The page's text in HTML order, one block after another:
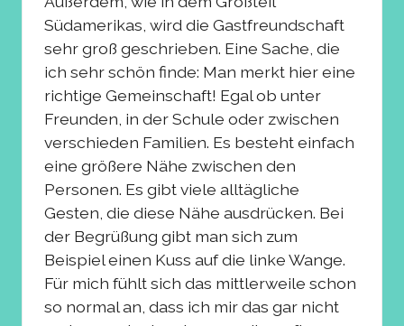
Südamerikas, wird die Gastfreundschaft
sehr groß geschrieben. Eine Sache, die
ich sehr schön finde: Man merkt hier eine
richtige Gemeinschaft! Egal ob unter
Freunden, in der Schule oder zwischen
verschieden Familien. Es besteht einfach
eine größere Nähe zwischen den
Personen. Es gibt viele alltägliche
Gesten, die diese Nähe ausdrücken. Bei
der Begrüßung gibt man sich zum
Beispiel einen Kuss auf die linke Wange.
Für mich fühlt sich das mittlerweile schon
so normal an, dass ich mir das gar nicht